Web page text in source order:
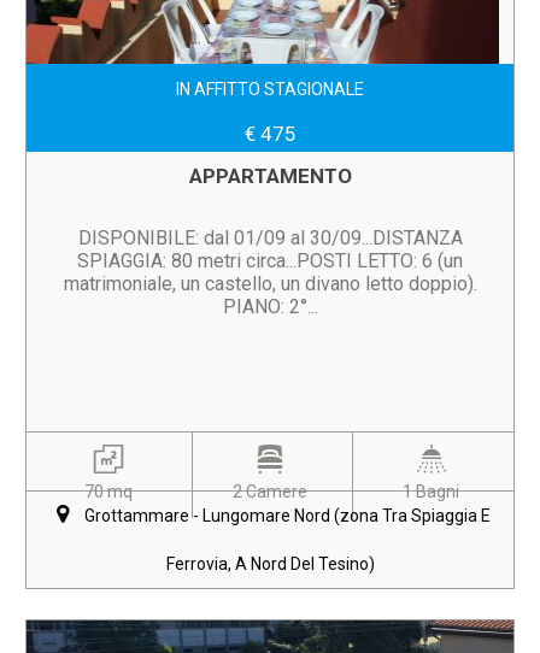
IN AFFITTO STAGIONALE
€ 475
APPARTAMENTO
DISPONIBILE: dal 01/09 al 30/09...DISTANZA
SPIAGGIA: 80 metri circa...POSTI LETTO: 6 (un
matrimoniale, un castello, un divano letto doppio).
PIANO: 2°...
70 mq 2 Camere
1 Bagni
Grottammare - Lungomare Nord (zona Tra Spiaggia E
Ferrovia, A Nord Del Tesino)